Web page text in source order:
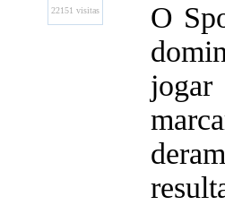
22151 visitas
O